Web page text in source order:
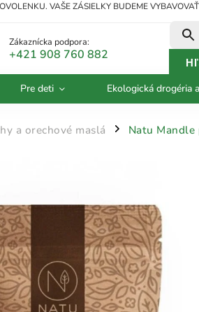
VAŠE ZÁSIELKY BUDEME
Zákaznícka podpora:
+421 908 760 882
Pre deti Ekologická drogéria
a orechové maslá / Natu